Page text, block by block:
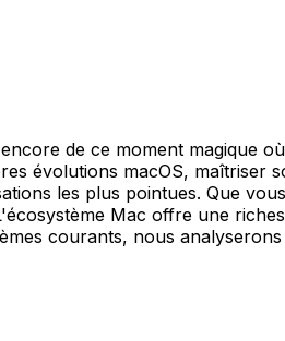
de ce moment magique
évolutions macOS, maîtriser
les plus pointues. Que
Mac offre une
courants, nous